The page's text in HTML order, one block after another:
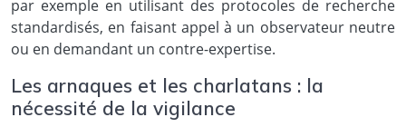
par exemple en utilisant des protocoles de recherche
standardisés, en faisant appel à un observateur neutre
ou en demandant un contre-expertise.
Les arnaques et les charlatans : la
nécessité de la vigilance